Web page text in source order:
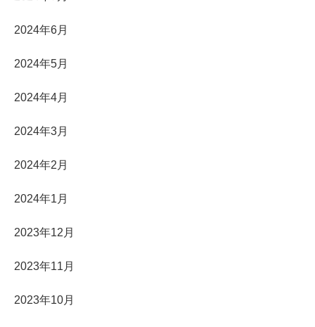
2024年6月
2024年5月
2024年4月
2024年3月
2024年2月
2024年1月
2023年12月
2023年11月
2023年10月